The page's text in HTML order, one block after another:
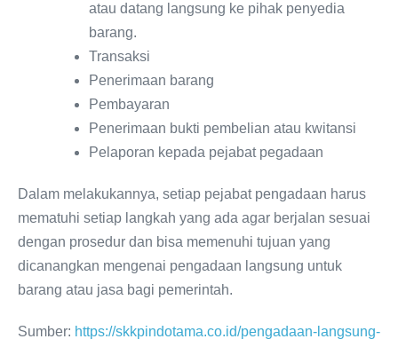
atau datang langsung ke pihak penyedia
barang.
Transaksi
Penerimaan barang
Pembayaran
Penerimaan bukti pembelian atau kwitansi
Pelaporan kepada pejabat pegadaan
Dalam melakukannya, setiap pejabat pengadaan harus
mematuhi setiap langkah yang ada agar berjalan sesuai
dengan prosedur dan bisa memenuhi tujuan yang
dicanangkan mengenai pengadaan langsung untuk
barang atau jasa bagi pemerintah.
Sumber: https://skkpindotama.co.id/pengadaan-langsung-